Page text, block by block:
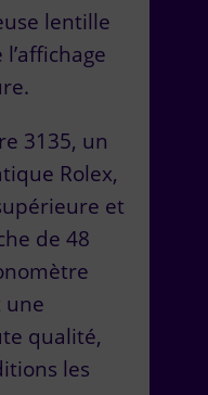
lentille
3135, un
Rolex,
et
de 48
une
qualité,
les